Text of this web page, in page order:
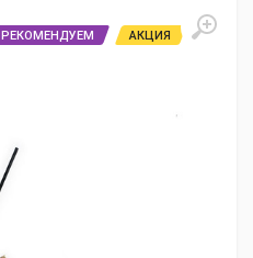
РЕКОМЕНДУЕМ
АКЦИЯ